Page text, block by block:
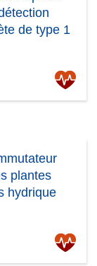
de type 1
plantes
hydrique